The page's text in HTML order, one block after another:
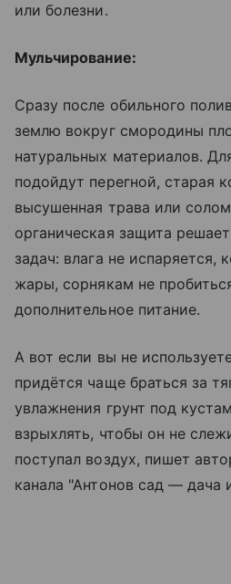
или болезни.
Мульчирование:
Сразу после обильного
землю вокруг смородины
натуральных материалов.
подойдут перегной, старая
высушенная трава или
органическая защита
задач: влага не испаряется,
жары, сорнякам не
дополнительное питание.
А вот если вы не
придётся чаще браться за
увлажнения грунт под
взрыхлять, чтобы он не
поступал воздух, пишет
канала "Антонов сад — дача